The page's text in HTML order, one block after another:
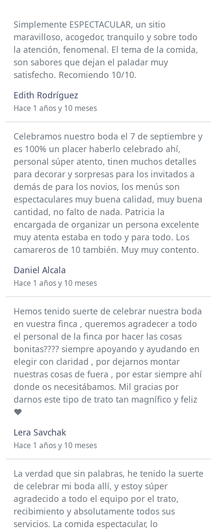
Simplemente ESPECTACULAR, un sitio
maravilloso, acogedor, tranquilo y sobre todo
la atención, fenomenal. El tema de la comida,
son sabores que dejan el paladar muy
satisfecho. Recomiendo 10/10.
Edith Rodríguez
Hace 1 años y 10 meses
Celebramos nuestro boda el 7 de septiembre y
es 100% un placer haberlo celebrado ahí,
personal súper atento, tinen muchos detalles
para decorar y sorpresas para los invitados a
demás de para los novios, los menús son
espectaculares muy buena calidad, muy buena
cantidad, no falto de nada. Patricia la
encargada de organizar un persona excelente
muy atenta estaba en todo y para todo. Los
camareros de 10 también. Muy muy contento.
Daniel Alcala
Hace 1 años y 10 meses
Hemos tenido suerte de celebrar nuestra boda
en vuestra finca , queremos agradecer a todo
el personal de la finca por hacer las cosas
bonitas???? siempre apoyando y ayudando en
elegir con claridad , por dejarnos montar
nuestras cosas de fuera , por estar siempre ahí
donde os necesitábamos. Mil gracias por
darnos este tipo de trato tan magnífico y feliz
❤️
Lera Savchak
Hace 1 años y 10 meses
La verdad que sin palabras, he tenido la suerte
de celebrar mi boda allí, y estoy súper
agradecido a todo el equipo por el trato,
recibimiento y absolutamente todos sus
servicios. La comida espectacular, lo